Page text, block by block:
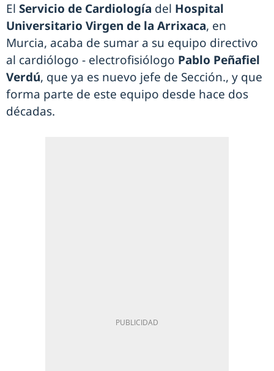
El Servicio de Cardiología del Hospital
Universitario Virgen de la Arrixaca, en
Murcia, acaba de sumar a su equipo directivo
al cardiólogo - electrofisiólogo Pablo Peñafiel
Verdú, que ya es nuevo jefe de Sección., y que
forma parte de este equipo desde hace dos
décadas.